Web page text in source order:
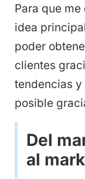
Para que
idea
poder
clientes
tendencias y
posible
Del
al